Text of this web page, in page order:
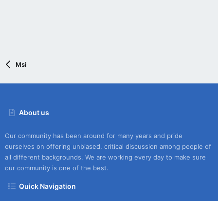
Msi
About us
Our community has been around for many years and pride
ourselves on offering unbiased, critical discussion among people of
all different backgrounds. We are working every day to make sure
our community is one of the best.
Quick Navigation